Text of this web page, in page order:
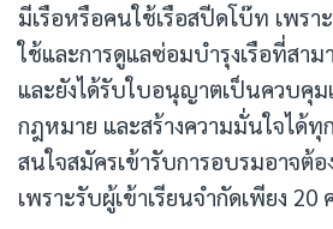
มีเรือหรือคนใช้เรือสปีดโบ๊ท เพรา
ใช้และการดูแลซ่อมบำรุงเรือที่สาม
และยังได้รับใบอนุญาตเป็นควบคุม
กฎหมาย และสร้างความมั่นใจได้ทุ
สนใจสมัครเข้ารับการอบรมอาจต้
เพราะรับผู้เข้าเรียนจำกัดเพียง 20